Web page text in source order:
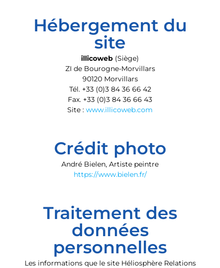
Hébergement du
site
illicoweb (Siège)
ZI de Bourogne-Morvillars
90120 Morvillars
Tél. +33 (0)3 84 36 66 42
Fax. +33 (0)3 84 36 66 43
Site : www.illicoweb.com
Crédit photo
André Bielen, Artiste peintre
https://www.bielen.fr/
Traitement des
données
personnelles
Les informations que le site Héliosphère Relations